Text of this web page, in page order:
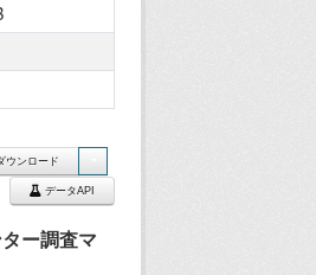
ウンロード
データAPI
ー調査マ